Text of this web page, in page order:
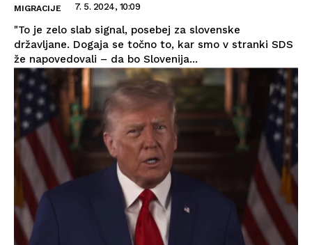
MIGRACIJE 7. 5. 2024, 10:09
"To je zelo slab signal, posebej za slovenske
državljane. Dogaja se točno to, kar smo v stranki SDS
že napovedovali – da bo Slovenija...